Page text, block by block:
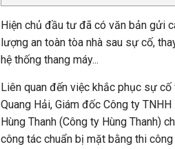
Hiện chủ đầu tư đã có văn bản gửi
lượng an toàn tòa nhà sau sự cố,
hệ thống thang máy...
Liên quan đến việc khắc phục sự
Quang Hải, Giám đốc Công ty
Hùng Thanh (Công ty Hùng Thanh)
công tác chuẩn bị mặt bằng thi